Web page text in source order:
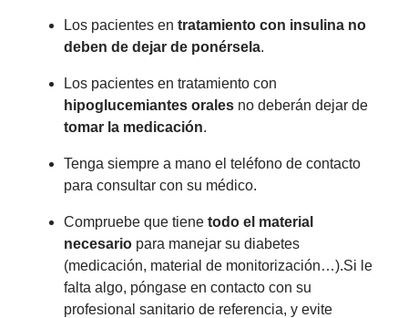
Los pacientes en tratamiento con insulina no
deben de dejar de ponérsela.
Los pacientes en tratamiento con
hipoglucemiantes orales no deberán dejar de
tomar la medicación.
Tenga siempre a mano el teléfono de contacto
para consultar con su médico.
Compruebe que tiene todo el material
necesario para manejar su diabetes
(medicación, material de monitorización…).Si le
falta algo, póngase en contacto con su
profesional sanitario de referencia, y evite